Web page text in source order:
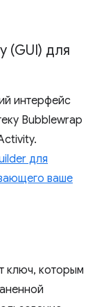
(GUI) для
интерфейс
Bubblewrap
для
ваше
ключ, которым